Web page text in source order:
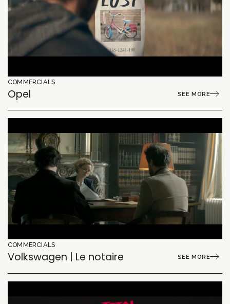
COMMERCIALS
Opel SEE MORE
COMMERCIALS
Volkswagen | Le notaire SEE MORE